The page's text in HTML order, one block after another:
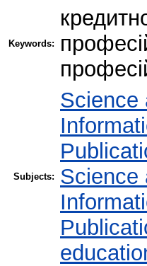
Keywords:
Subjects:
Science
Science